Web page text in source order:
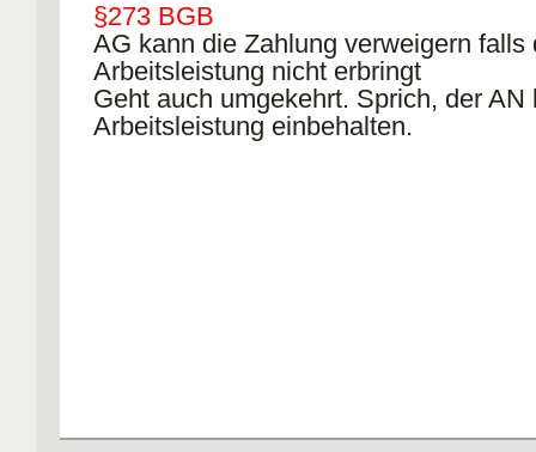
§273 BGB
AG kann die Zahlung verweigern falls
Arbeitsleistung nicht erbringt
Geht auch umgekehrt. Sprich, der AN
Arbeitsleistung einbehalten.